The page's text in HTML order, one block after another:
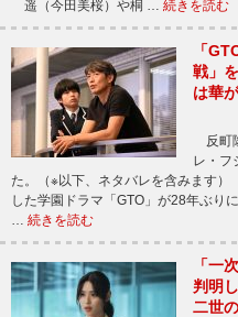
遥（今田美桜）や桐 … 続きを読む
「
戦」
は華
反町
レ・フ
た。（※以下、ネタバレを含みます
した学園ドラマ「GTO」が28年ぶり
… 続きを読む
「一
判明
二世